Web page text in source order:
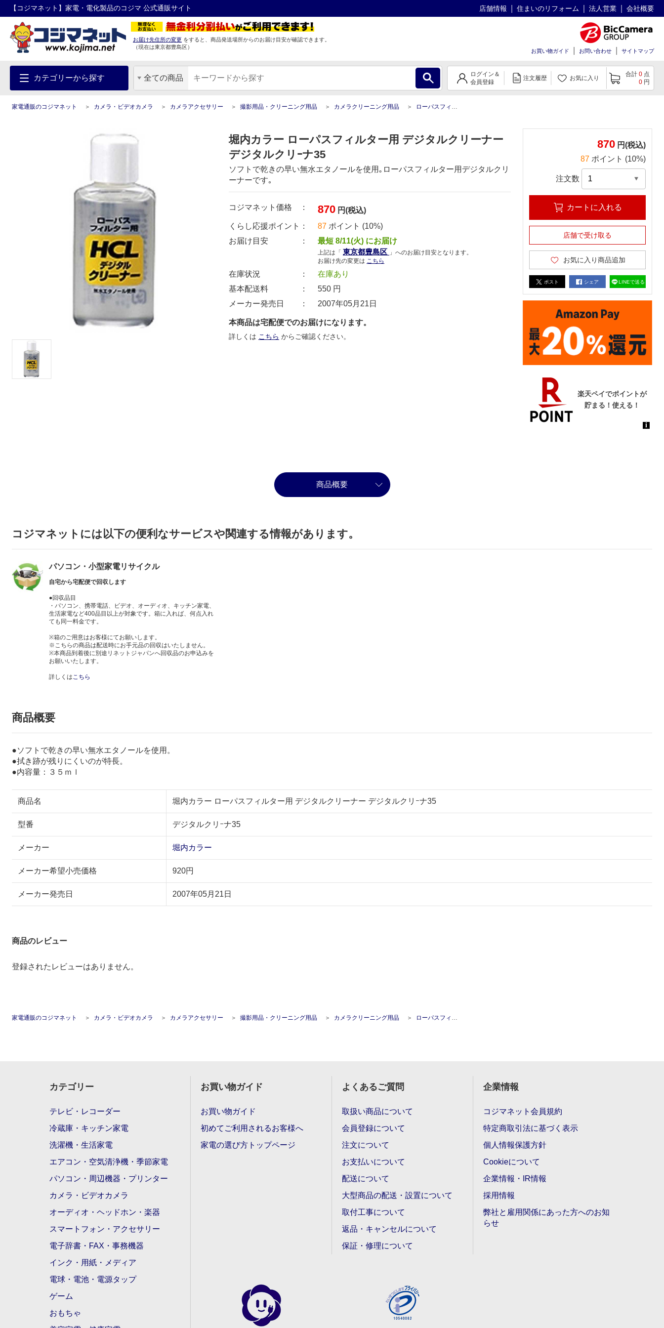
【コジマネット】家電・電化製品のコジマ 公式通販サイト 店舗情報 住まいのリフォーム 法人営業 会社概要
お届け先住所の変更 をすると、商品発送場所からのお届け目安が確認できます。
（現在は東京都豊島区）
お買い物ガイド お問い合わせ サイトマップ
カテゴリーから探す 全ての商品
ログイン＆
会員登録
注文履歴 お気に入り
合計 0 点
0 円
家電通販のコジマネット カメラ・ビデオカメラ カメラアクセサリー 撮影用品・クリーニング用品 カメラクリーニング用品 ローパスフィルター用 デジタルクリーナー
堀内カラー ローパスフィルター用 デジタルクリーナー
デジタルクリｰナ35
ソフトで乾きの早い無水エタノールを使用｡ローパスフィルター用デジタルクリ
ーナーです｡
コジマネット価格 ： 870 円(税込)
くらし応援ポイント：
87 ポイント (10%)
お届け目安 ：
最短 8/11(火) にお届け
上記は「 東京都豊島区 」へのお届け目安となります。
お届け先の変更は こちら
在庫状況 ：
在庫あり
基本配送料 ：
550 円
メーカー発売日 ：
2007年05月21日
本商品は宅配便でのお届けになります。
詳しくは こちら からご確認ください。
870 円(税込)
87 ポイント (10%)
注文数
カートに入れる
店舗で受け取る
お気に入り商品追加
ポスト シェア LINEで送る
商品概要
コジマネットには以下の便利なサービスや関連する情報があります。
パソコン・小型家電リサイクル
自宅から宅配便で回収します
●回収品目
・パソコン、携帯電話、ビデオ、オーディオ、キッチン家電、
生活家電など400品目以上が対象です。箱に入れば、何点入れ
ても同一料金です。
※箱のご用意はお客様にてお願いします。
※こちらの商品は配送時にお手元品の回収はいたしません。
※本商品到着後に別途リネットジャパンへ回収品のお申込みを
お願いいたします。
詳しくは こちら
商品概要
●ソフトで乾きの早い無水エタノールを使用。
●拭き跡が残りにくいのが特長。
●内容量：３５ｍｌ
商品名 堀内カラー ローパスフィルター用 デジタルクリーナー デジタルクリｰナ35
型番 デジタルクリｰナ35
メーカー 堀内カラー
メーカー希望小売価格 920円
メーカー発売日 2007年05月21日
商品のレビュー
登録されたレビューはありません。
家電通販のコジマネット カメラ・ビデオカメラ カメラアクセサリー 撮影用品・クリーニング用品 カメラクリーニング用品 ローパスフィルター用 デジタルクリーナー
カテゴリー
テレビ・レコーダー
冷蔵庫・キッチン家電
洗濯機・生活家電
エアコン・空気清浄機・季節家電
パソコン・周辺機器・プリンター
カメラ・ビデオカメラ
オーディオ・ヘッドホン・楽器
スマートフォン・アクセサリー
電子辞書・FAX・事務機器
インク・用紙・メディア
電球・電池・電源タップ
ゲーム
おもちゃ
お買い物ガイド
お買い物ガイド
初めてご利用されるお客様へ
家電の選び方トップページ
よくあるご質問
取扱い商品について
会員登録について
注文について
お支払いについて
配送について
大型商品の配送・設置について
取付工事について
返品・キャンセルについて
保証・修理について
企業情報
コジマネット会員規約
特定商取引法に基づく表示
個人情報保護方針
Cookieについて
企業情報・IR情報
採用情報
弊社と雇用関係にあった方へのお知
らせ